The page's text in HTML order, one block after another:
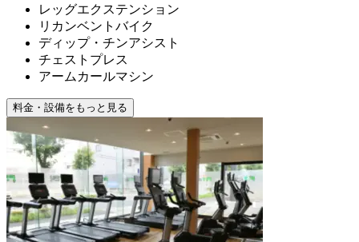
レッグエクステンション
リカンベントバイク
ディップ・チンアシスト
チェストプレス
アームカールマシン
料金・設備をもっと見る